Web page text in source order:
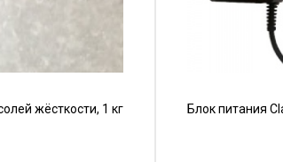
жёсткости, 1 кг Блок питания